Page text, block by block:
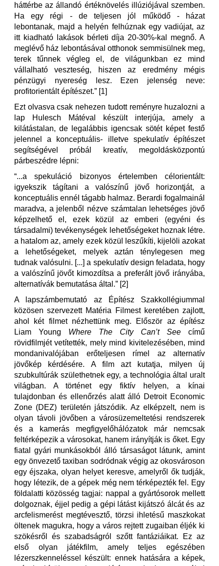
háttérbe az állandó értéknövelés illúziójával szemben.
Ha egy régi - de teljesen jól működő - házat
lebontanak, majd a helyén felhúznak egy vadiújat, az
itt kiadható lakások bérleti díja 20-30%-kal megnő. A
meglévő ház lebontásával otthonok semmisülnek meg,
terek tűnnek végleg el, de világunkban ez mind
vállalható veszteség, hiszen az eredmény mégis
pénzügyi nyereség lesz. Ezen je­lenség neve:
profitorientált építészet.” [1]
Ezt olvasva csak nehezen tudott reményre huzalozni a
lap Hulesch Mátéval készült interjúja, amely a
kilátástalan, de legalábbis igencsak sötét képet festő
jelennel a konceptuális- illetve spekulatív építészet
segítségével próbál kreatív, megoldásközpontú
párbeszédre lépni:
“...a spekuláció bizonyos értelemben célorientált:
igyekszik tágítani a valószínű jövő horizontját, a
konceptuális ennél tágabb halmaz. Berardi fogalmainál
maradva, a jelenből nézve számtalan lehetséges jövő
képzelhető el, ezek közül az emberi (egyéni és
társadalmi) tevékenységek lehetőségeket hoznak létre.
a hatalom az, amely ezek közül leszűkíti, kijelöli azokat
a lehetőségeket, melyek aztán ténylegesen meg
tudnak valósulni. [...] a spekulatív design feladata, hogy
a valószínű jövőt kimozdítsa a preferált jövő irányába,
alternatívák bemutatása által.” [2]
A lapszámbemutató az Építész Szakkollégiummal
közösen szervezett Matéria Filmest keretében zajlott,
ahol két filmet nézhettünk meg. Először az építész
Liam Young Where The City Can’t See című
rövidfilmjét vetítették, mely mind kivitelezésében, mind
mondanivalójában erőteljesen rímel az alternatív
jövőkép kérdésére. A film azt kutatja, milyen új
szubkultúrák születhetnek egy, a technológia által uralt
világban. A történet egy fiktív helyen, a kínai
tulajdonban és ellenőrzés alatt álló Detroit Economic
Zone (DEZ) területén játszódik. Az elképzelt, nem is
olyan távoli jövőben a városüzemeltetési rendszerek
és a kamerás megfigyelőhálózatok már nemcsak
feltérképezik a városokat, hanem irányítják is őket. Egy
fiatal gyári munkásokból álló társaságot látunk, amint
egy önvezető taxiban sodródnak végig az okosvároson
egy éjszaka, olyan helyet keresve, amelyről ők tudják,
hogy létezik, de a gépek még nem térképezték fel. Egy
földalatti közösség tagjai: nappal a gyártósorok mellett
dolgoznak, éjjel pedig a gépi látást kijátszó álcát és az
arcfelismerést megtévesztő, törzsi ihletésű maszkokat
öltenek magukra, hogy a város rejtett zugaiban éljék ki
szökésről és szabadságról szőtt fantáziáikat. Ez az
első olyan játékfilm, amely teljes egészében
lézerszkenneléssel készült: ennek hatására a képek,